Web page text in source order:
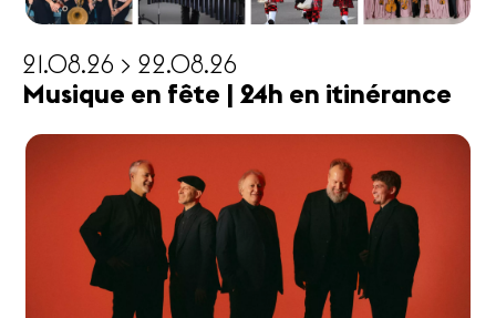
21.08.26 > 22.08.26
Musique en fête | 24h en itinérance